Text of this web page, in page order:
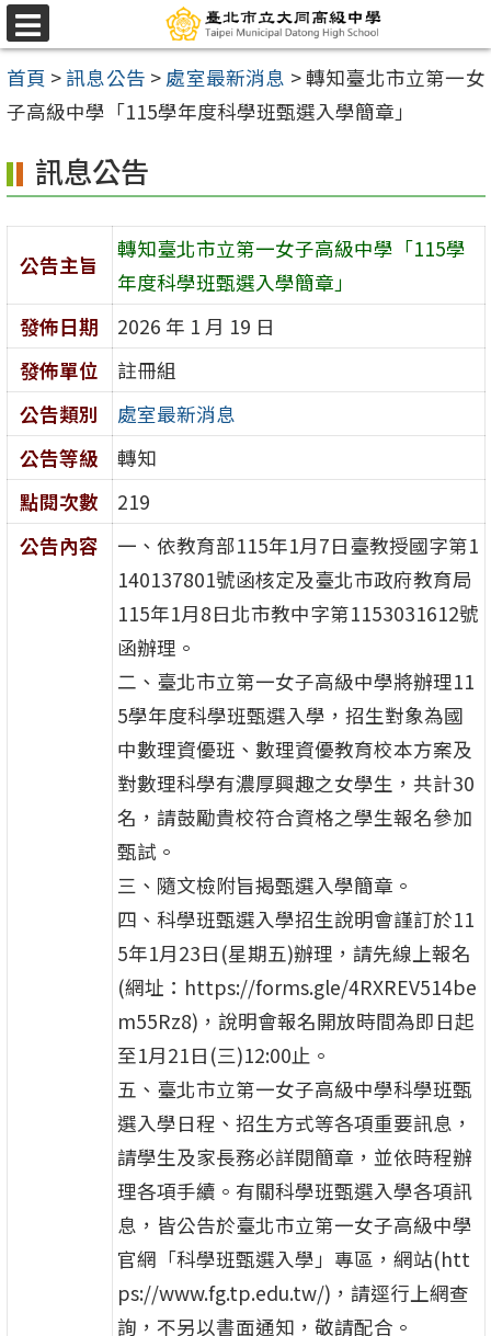
跳
至
主
要
容
區
選
單
首頁 >訊息公告 > 處室最新消息 >轉知臺北市立第一女
子高級中學「115學年度科學班甄選入學簡章」
訊息公告
公告主旨
轉知臺北市立第一女子高級中學「115學
年度科學班甄選入學簡章」
發佈日期
2026 年 1 月 19 日
發佈單位
註冊組
公告類別
處室最新消息
公告等級
轉知
點閱次數
219
公告內容
一、依教育部115年1月7日臺教授國字第1
140137801號函核定及臺北市政府教育局
115年1月8日北市教中字第1153031612號
函辦理。
二、臺北市立第一女子高級中學將辦理11
5學年度科學班甄選入學，招生對象為國
中數理資優班、數理資優教育校本方案及
對數理科學有濃厚興趣之女學生，共計30
名，請鼓勵貴校符合資格之學生報名參加
甄試。
三、隨文檢附旨揭甄選入學簡章。
四、科學班甄選入學招生說明會謹訂於11
5年1月23日(星期五)辦理，請先線上報名
(網址：https://forms.gle/4RXREV514be
m55Rz8)，說明會報名開放時間為即日起
至1月21日(三)12:00止。
五、臺北市立第一女子高級中學科學班甄
選入學日程、招生方式等各項重要訊息，
請學生及家長務必詳閱簡章，並依時程辦
理各項手續。有關科學班甄選入學各項訊
息，皆公告於臺北市立第一女子高級中學
官網「科學班甄選入學」專區，網站(htt
ps://www.fg.tp.edu.tw/)，請逕行上網查
詢，不另以書面通知，敬請配合。